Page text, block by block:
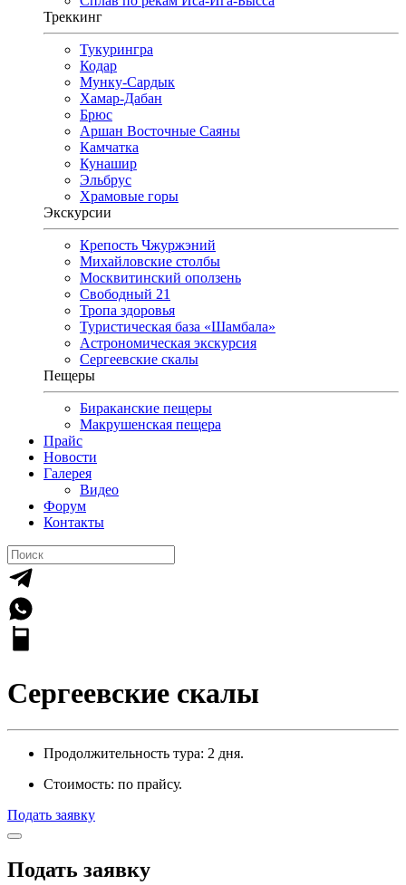
Треккинг
Тукурингра
Кодар
Мунку-Сардык
Хамар-Дабан
Брюс
Аршан Восточные Саяны
Камчатка
Кунашир
Эльбрус
Храмовые горы
Экскурсии
Крепость Чжуржэний
Михайловские столбы
Москвитинский оползень
Свободный 21
Тропа здоровья
Туристическая база «Шамбала»
Астрономическая экскурсия
Сергеевские скалы
Пещеры
Бираканские пещеры
Макрушенская пещера
Прайс
Новости
Галерея
Видео
Форум
Контакты
Сергеевские скалы
Продолжительность тура: 2 дня.
Стоимость: по прайсу.
Подать заявку
Подать заявку